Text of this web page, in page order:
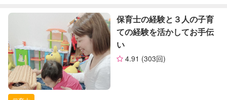
（定期特典）
対応可能
特徴 料金 レビュー
サポートの特徴
資格
自治体届出済ベビーシッター
保育士
幼稚園教諭
保育士の経験と３人の子育
ての経験を活かしてお手伝
い
4.91 (303回)